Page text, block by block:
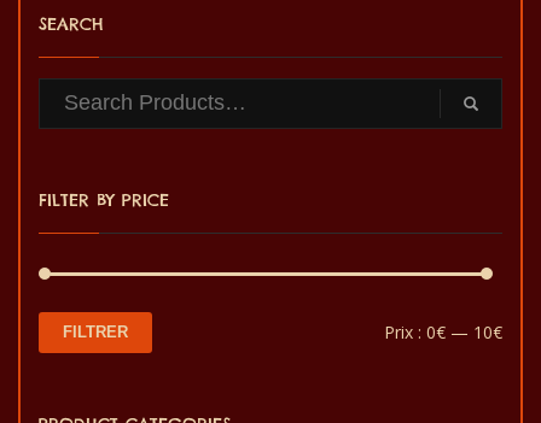
SEARCH
FILTER BY PRICE
Prix
Prix
FILTRER Prix : 0€ — 10€